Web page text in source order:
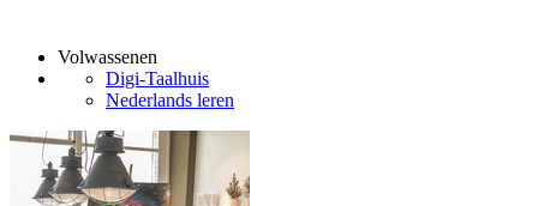
Volwassenen
Digi-Taalhuis
Nederlands leren